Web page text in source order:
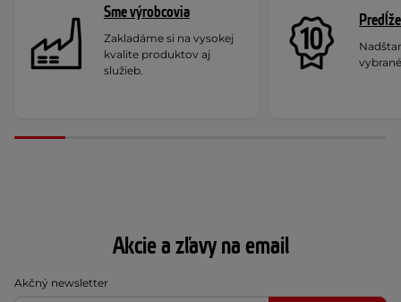
Sme výrobcovia
Zakladáme si na vysokej
kvalite produktov aj
služieb.
Akcie a zľavy na email
Akčný newsletter